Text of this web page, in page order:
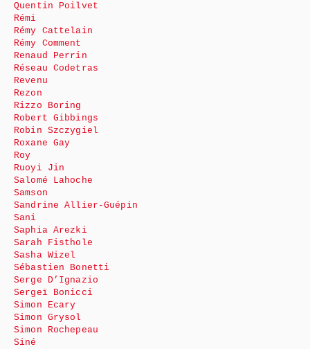
Quentin Poilvet
Rémi
Rémy Cattelain
Rémy Comment
Renaud Perrin
Réseau Codetras
Revenu
Rezon
Rizzo Boring
Robert Gibbings
Robin Szczygiel
Roxane Gay
Roy
Ruoyi Jin
Salomé Lahoche
Samson
Sandrine Allier-Guépin
Sani
Saphia Arezki
Sarah Fisthole
Sasha Wizel
Sébastien Bonetti
Serge D’Ignazio
Sergeï Bonicci
Simon Ecary
Simon Grysol
Simon Rochepeau
Siné